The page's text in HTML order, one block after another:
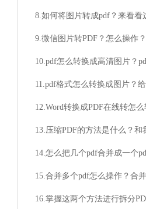
8.如何将图片转成pdf？来看看
13.压缩PDF的方法是什么？和